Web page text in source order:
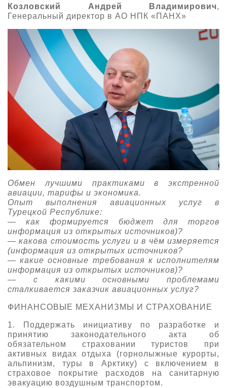
Козловский Андрей Владимирович,
Генеральный директор в АО НПК «ПАНХ»
Обмен лучшими практиками в экстренной
авиации, тарифы и экономика.
Опыт выполнения авиационных услуг в
Турецкой Республике:
— как формируется бюджет для торгов
информация из открытых источников)?
— какова стоимость услуги и в чём измеряется
(информация из открытых источников?
— какие основные требования к исполнителям
информация из открытых источников)?
— с какими основными проблемами
сталкивается заказчик авиационных услуг?
ФИНАНСОВЫЕ МЕХАНИЗМЫ И СТРАХОВАНИЕ
1. Поддержать инициативу по разработке и
принятию законодательного акта об
обязательном страховании туристов при
активных видах отдыха (горнолыжные курорты,
альпинизм, туры в Арктику) с включением в
страховое покрытие расходов на санитарную
эвакуацию воздушным транспортом.